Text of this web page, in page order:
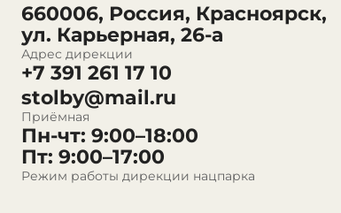
660006, Россия, Красноярск,
ул. Карьерная, 26-а
Адрес дирекции
+7 391 261 17 10
stolby@mail.ru
Приёмная
Пн-чт: 9:00–18:00
Пт: 9:00–17:00
Режим работы дирекции нацпарка